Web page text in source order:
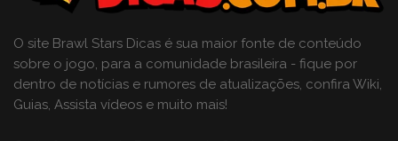
O site Brawl Stars Dicas é sua maior fonte de conteúdo
sobre o jogo, para a comunidade brasileira - fique por
dentro de notícias e rumores de atualizações, confira Wiki,
Guias, Assista vídeos e muito mais!